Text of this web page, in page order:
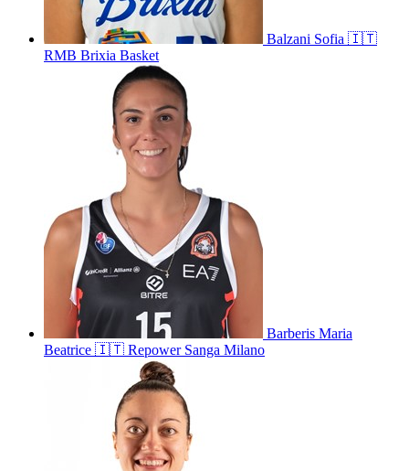
Balzani Sofia 🇮🇹
RMB Brixia Basket
Barberis Maria
Beatrice 🇮🇹 Repower Sanga Milano